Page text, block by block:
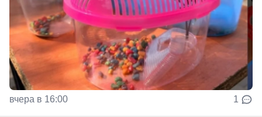
вчера в 16:00 1